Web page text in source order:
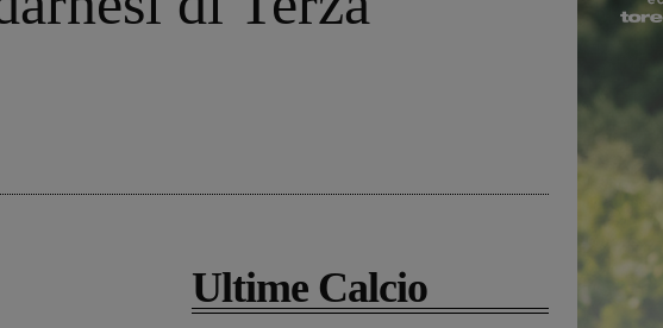
Ultime Calcio